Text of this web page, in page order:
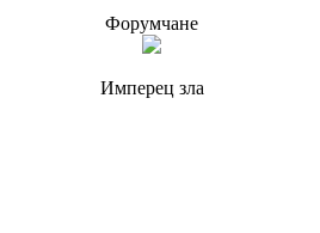
Форумчане
Имперец зла